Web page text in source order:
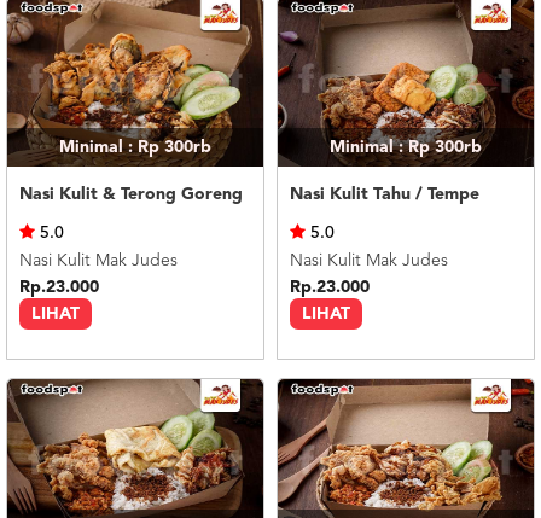
Minimal : Rp 300rb
Nasi Kulit & Terong Goreng
LIHAT
5.0
Nasi Kulit Mak Judes
Rp.23.000
Minimal : Rp 300rb
Nasi Kulit Tahu / Tempe
LIHAT
5.0
Nasi Kulit Mak Judes
Rp.23.000